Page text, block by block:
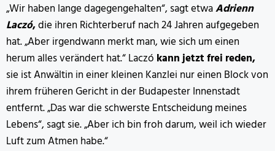
„Wir haben lange dagegengehalten“, sagt etwaAdrienn
Laczó,die ihren Richterberuf nach 24 Jahren aufgegeben
hat. „Aber irgendwann merkt man, wie sich um einen
herum alles verändert hat.“ Laczó kann jetzt frei reden,
sie ist Anwältin in einer kleinen Kanzlei nur einen Block von
ihrem früheren Gericht in der Budapester Innenstadt
entfernt. „Das war die schwerste Entscheidung meines
Lebens“, sagt sie. „Aber ich bin froh darum, weil ich wieder
Luft zum Atmen habe.“